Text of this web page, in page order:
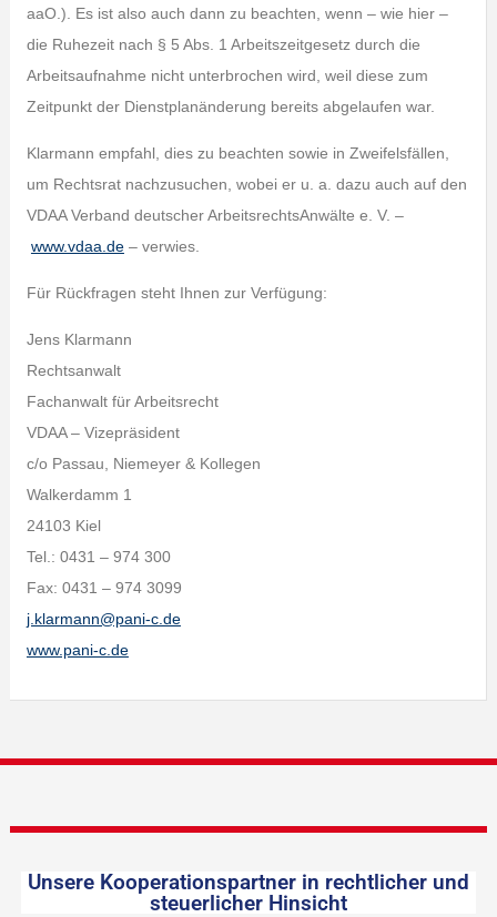
aaO.). Es ist also auch dann zu beachten, wenn – wie hier –
die Ruhezeit nach § 5 Abs. 1 Arbeitszeitgesetz durch die
Arbeitsaufnahme nicht unterbrochen wird, weil diese zum
Zeitpunkt der Dienstplanänderung bereits abgelaufen war.
Klarmann empfahl, dies zu beachten sowie in Zweifelsfällen,
um Rechtsrat nachzusuchen, wobei er u. a. dazu auch auf den
VDAA Verband deutscher ArbeitsrechtsAnwälte e. V. –
www.vdaa.de– verwies.
Für Rückfragen steht Ihnen zur Verfügung:
Jens Klarmann
Rechtsanwalt
Fachanwalt für Arbeitsrecht
VDAA – Vizepräsident
c/o Passau, Niemeyer & Kollegen
Walkerdamm 1
24103 Kiel
Tel.: 0431 – 974 300
Fax: 0431 – 974 3099
j.klarmann@pani-c.de
www.pani-c.de
Unsere Kooperationspartner in rechtlicher und
steuerlicher Hinsicht